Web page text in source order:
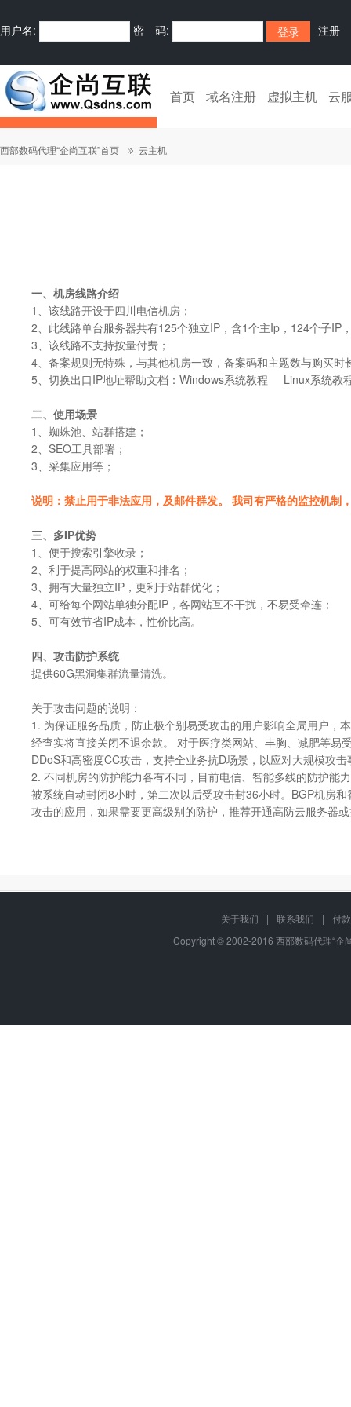
用户名: 密 码: 注册
首页 域名注册 虚拟主机 云
西部数码代理“企尚互联”首页 云主机
一、机房线路介绍
1、该线路开设于四川电信机房；
2、此线路单台服务器共有125个独立IP，含1个主Ip，124个子IP
3、该线路不支持按量付费；
4、备案规则无特殊，与其他机房一致，备案码和主题数与购买时
5、切换出口IP地址帮助文档：Windows系统教程 Linux系统教
二、使用场景
1、蜘蛛池、站群搭建；
2、SEO工具部署；
3、采集应用等；
说明：禁止用于非法应用，及邮件群发。 我司有严格的监控机制
三、多IP优势
1、便于搜索引擎收录；
2、利于提高网站的权重和排名；
3、拥有大量独立IP，更利于站群优化；
4、可给每个网站单独分配IP，各网站互不干扰，不易受牵连；
5、可有效节省IP成本，性价比高。
四、攻击防护系统
提供60G黑洞集群流量清洗。
关于攻击问题的说明：
1. 为保证服务品质，防止极个别易受攻击的用户影响全局用户，
经查实将直接关闭不退余款。 对于医疗类网站、丰胸、减肥等
DDoS和高密度CC攻击，支持全业务抗D场景，以应对大规模攻
2. 不同机房的防护能力各有不同，目前电信、智能多线的防护能
被系统自动封闭8小时，第二次以后受攻击封36小时。BGP机房
攻击的应用，如果需要更高级别的防护，推荐开通高防云服务器
关于我们 | 联系我们 |
付
Copyright © 2002-2016 西部数码代理“